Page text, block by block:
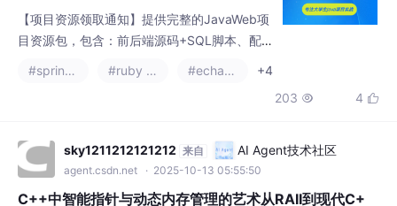
【项目资源领取通知】提供完整的JavaWeb项
目资源包，包含：前后端源码+SQL脚本、配
屏包。采用Java+SSM/SpringBoot+Vue/JSP
同学可添加文末联系方式领取。（98字）
+4
203  4 
sky1211212121212 来自 AI Agent技术社区
agent.csdn.net · 2025-10-13 05:55:50
C++中智能指针与动态内存管理的艺术从RAII到现代C+